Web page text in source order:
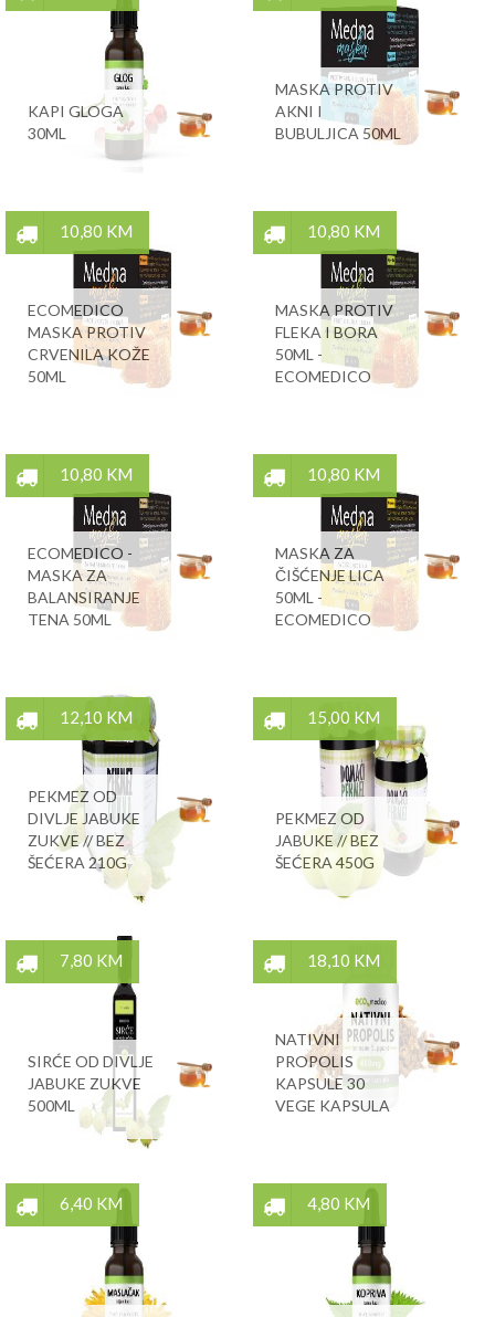
KAPI GLOGA
30ML
MASKA PROTIV
AKNI I
BUBULJICA 50ML
10,80 KM
ECOMEDICO
MASKA PROTIV
CRVENILA KOŽE
50ML
10,80 KM
MASKA PROTIV
FLEKA I BORA
50ML -
ECOMEDICO
10,80 KM
ECOMEDICO -
MASKA ZA
BALANSIRANJE
TENA 50ML
10,80 KM
MASKA ZA
ČIŠĆENJE LICA
50ML -
ECOMEDICO
12,10 KM
PEKMEZ OD
DIVLJE JABUKE
ZUKVE // BEZ
ŠEĆERA 210G
15,00 KM
PEKMEZ OD
JABUKE // BEZ
ŠEĆERA 450G
7,80 KM
SIRĆE OD DIVLJE
JABUKE ZUKVE
500ML
18,10 KM
NATIVNI
PROPOLIS
KAPSULE 30
VEGE KAPSULA
6,40 KM 4,80 KM